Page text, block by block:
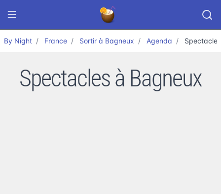
By Night France Sortir à Bagneux Agenda Spectacle
Spectacles à Bagneux